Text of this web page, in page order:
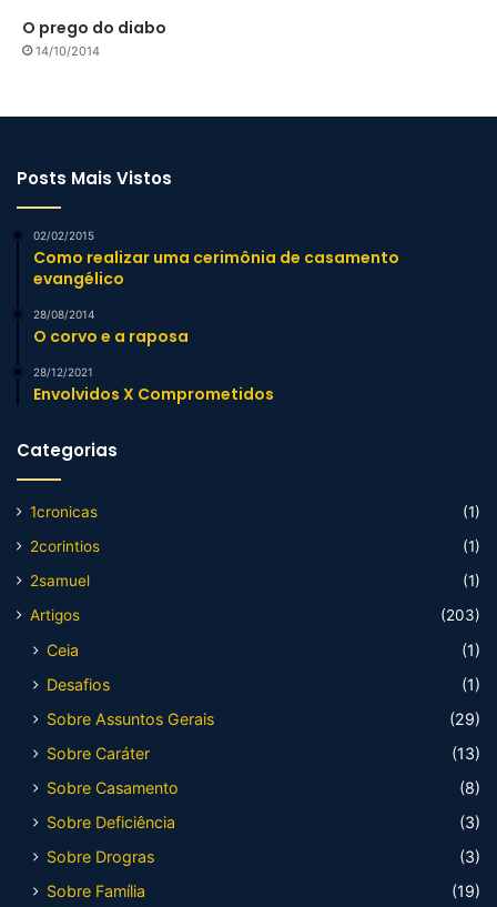
O prego do diabo
14/10/2014
Posts Mais Vistos
02/02/2015
Como realizar uma cerimônia de casamento
evangélico
28/08/2014
O corvo e a raposa
28/12/2021
Envolvidos X Comprometidos
Categorias
1cronicas
(1)
2corintios
(1)
2samuel
(1)
Artigos
(203)
Ceia
(1)
Desafios
(1)
Sobre Assuntos Gerais
(29)
Sobre Caráter
(13)
Sobre Casamento
(8)
Sobre Deficiência
(3)
Sobre Drogras
(3)
Sobre Família
(19)